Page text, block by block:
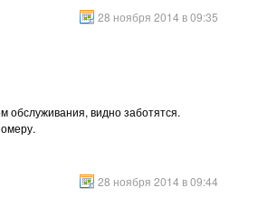
28 ноября 2014 в 09:35
обслуживания, видно заботятся.
28 ноября 2014 в 09:44